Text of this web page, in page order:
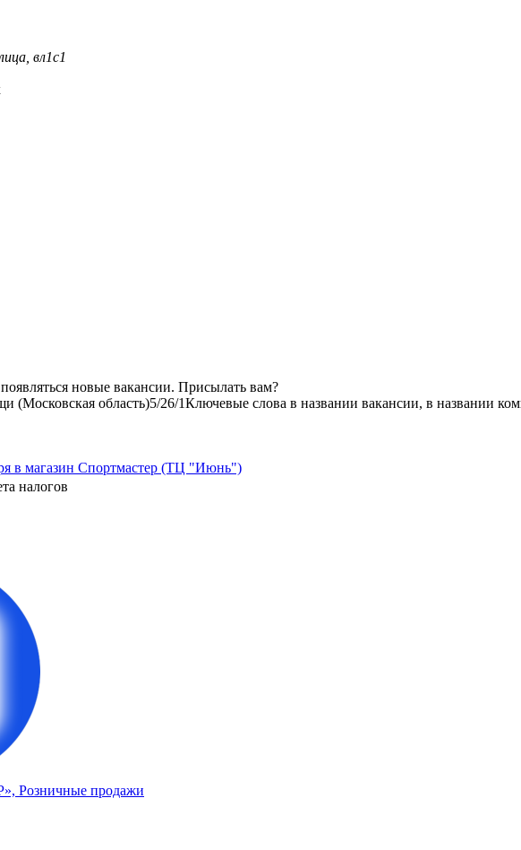
вл1с1
новые вакансии. Присылать вам?
(Московская область)5/26/1Ключевые слова в названии вакансии, в названии
в магазин Спортмастер (ТЦ "Июнь")
налогов
Розничные продажи